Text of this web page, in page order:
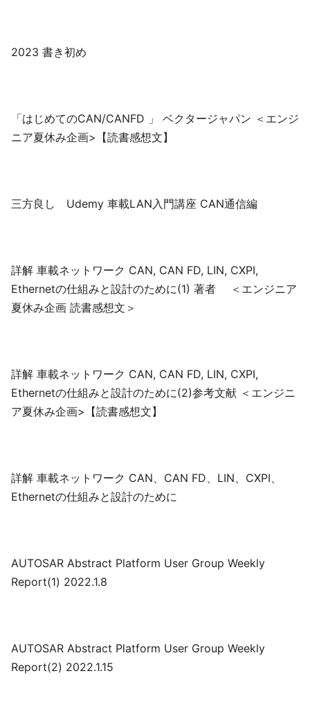
2023 書き初め
「はじめてのCAN/CANFD 」 ベクタージャパン ＜エンジ
ニア夏休み企画>【読書感想文】
三方良し Udemy 車載LAN入門講座 CAN通信編
詳解 車載ネットワーク CAN, CAN FD, LIN, CXPI,
Ethernetの仕組みと設計のために(1) 著者 ＜エンジニア
夏休み企画 読書感想文＞
詳解 車載ネットワーク CAN, CAN FD, LIN, CXPI,
Ethernetの仕組みと設計のために(2)参考文献 ＜エンジニ
ア夏休み企画>【読書感想文】
詳解 車載ネットワーク CAN、CAN FD、LIN、CXPI、
Ethernetの仕組みと設計のために
AUTOSAR Abstract Platform User Group Weekly
Report(1) 2022.1.8
AUTOSAR Abstract Platform User Group Weekly
Report(2) 2022.1.15